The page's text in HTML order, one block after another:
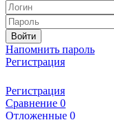
Войти
Напомнить пароль
Регистрация
Регистрация
Сравнение 0
Отложенные 0